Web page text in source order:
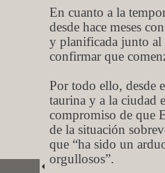
En cuanto a la
desde hace meses
y planificada junto al
confirmar que
Por todo ello, desde
taurina y a la ciudad
compromiso de que
de la situación
que “ha sido un
orgullosos”.